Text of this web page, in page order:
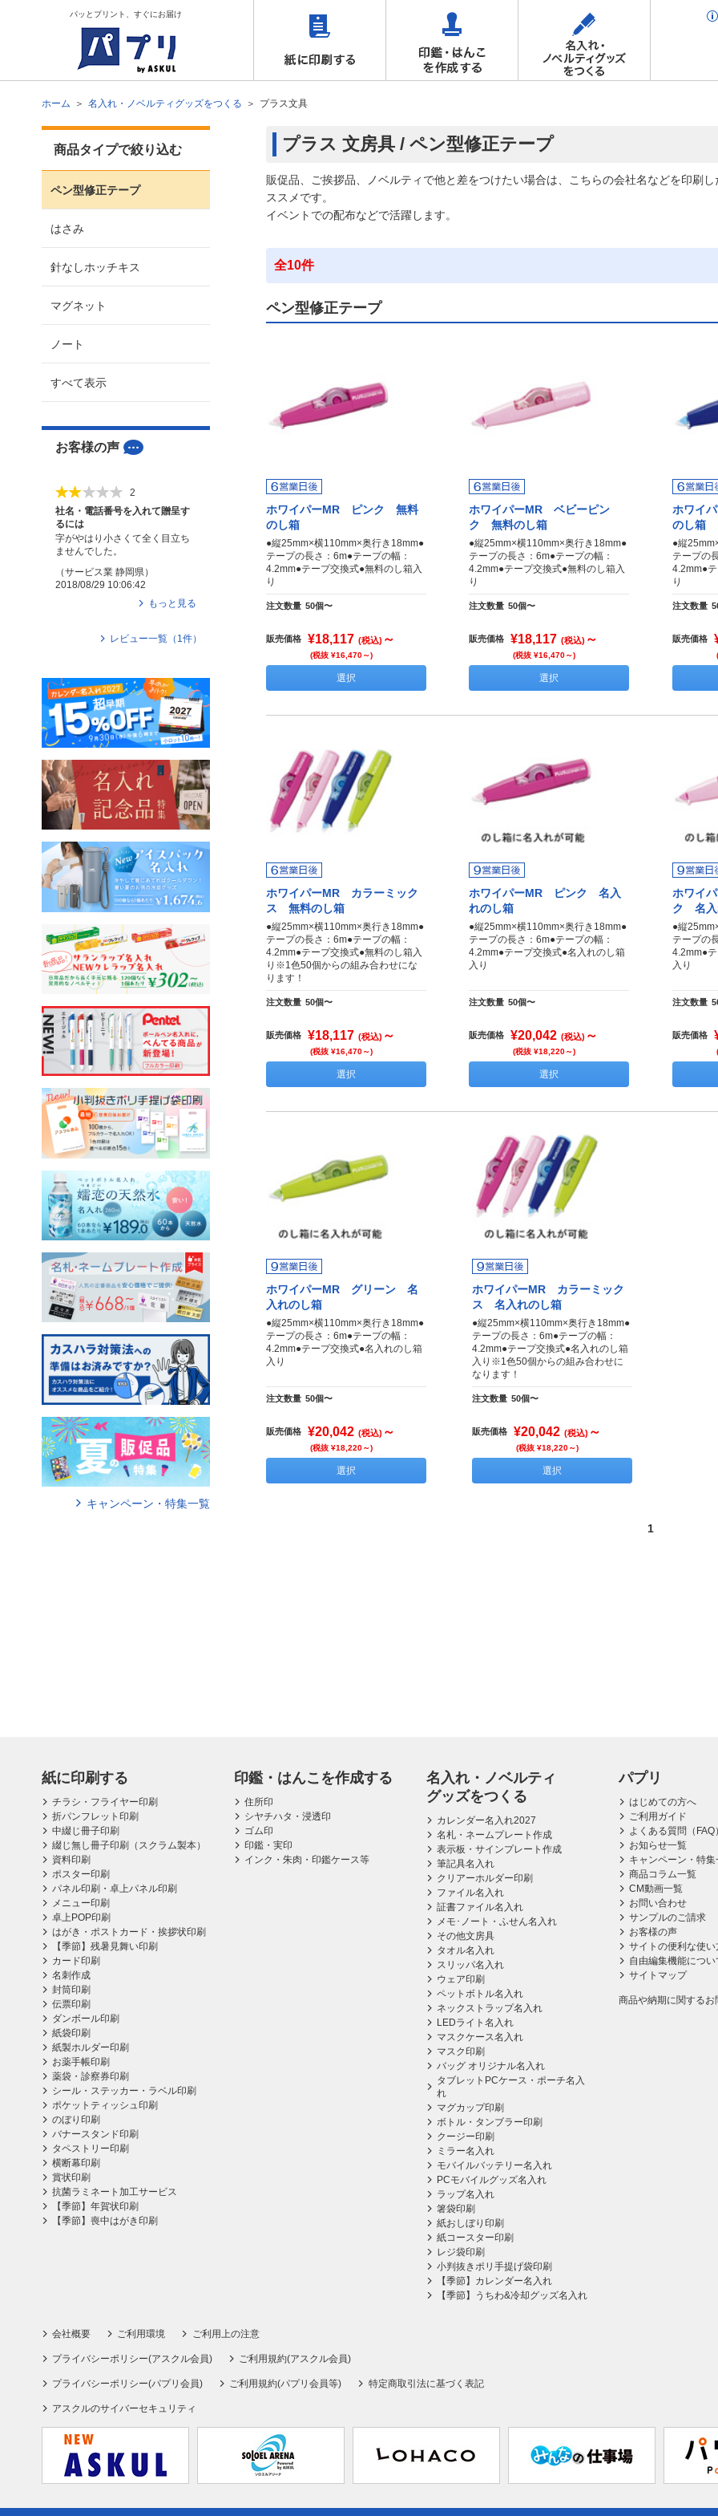
パッとプリント、すぐにお届け
ホーム 名入れ・ノベルティグッズをつくる プラス文具
プラス 文房具 / ペン型修正テープ
販促品、ご挨拶品、ノベルティで他と差をつけたい場合は、こちらの会社名などを印刷
ススメです。
イベントでの配布などで活躍します。
全10件
ペン型修正テープ
ホワイパーMR ピンク 無料
のし箱
●縦25mm×横110mm×奥行き18mm●
テープの長さ：6m●テープの幅：
4.2mm●テープ交換式●無料のし箱入
り
注文数量 50個〜
販売価格 ¥18,117 (税込) ～
(税抜 ¥16,470～)
選択
ホワイパーMR ベビーピン
ク 無料のし箱
●縦25mm×横110mm×奥行き18mm●
テープの長さ：6m●テープの幅：
4.2mm●テープ交換式●無料のし箱入
り
注文数量 50個〜
販売価格 ¥18,117 (税込) ～
(税抜 ¥16,470～)
選択
ホワイ
のし箱
●縦
テープの
4.2mm●
り
注文数量
販売価格
ホワイパーMR カラーミック
ス 無料のし箱
●縦25mm×横110mm×奥行き18mm●
テープの長さ：6m●テープの幅：
4.2mm●テープ交換式●無料のし箱入
り※1色50個からの組み合わせにな
ります！
注文数量 50個〜
販売価格 ¥18,117 (税込) ～
(税抜 ¥16,470～)
選択
ホワイパーMR ピンク 名入
れのし箱
●縦25mm×横110mm×奥行き18mm●
テープの長さ：6m●テープの幅：
4.2mm●テープ交換式●名入れのし箱
入り
注文数量 50個〜
販売価格 ¥20,042 (税込) ～
(税抜 ¥18,220～)
選択
ホワイ
ク 名入
●縦
テープの
4.2mm●
入り
注文数量
販売価格
ホワイパーMR グリーン 名
入れのし箱
●縦25mm×横110mm×奥行き18mm●
テープの長さ：6m●テープの幅：
4.2mm●テープ交換式●名入れのし箱
入り
注文数量 50個〜
販売価格 ¥20,042 (税込) ～
(税抜 ¥18,220～)
選択
ホワイパーMR カラーミック
ス 名入れのし箱
●縦25mm×横110mm×奥行き18mm●
テープの長さ：6m●テープの幅：
4.2mm●テープ交換式●名入れのし箱
入り※1色50個からの組み合わせに
なります！
注文数量 50個〜
販売価格 ¥20,042 (税込) ～
(税抜 ¥18,220～)
選択
1
商品タイプで絞り込む
ペン型修正テープ
はさみ
針なしホッチキス
マグネット
ノート
すべて表示
お客様の声
2
社名・電話番号を入れて贈呈す
るには
字がやはり小さくて全く目立ち
ませんでした。
（サービス業 静岡県 ）
2018/08/29 10:06:42
もっと見る
レビュー一覧（ 1 件）
キャンペーン・特集一覧
紙に印刷する
チラシ・フライヤー印刷
折パンフレット印刷
中綴じ冊子印刷
綴じ無し冊子印刷（スクラム製本）
資料印刷
ポスター印刷
パネル印刷・卓上パネル印刷
メニュー印刷
卓上POP印刷
はがき・ポストカード・挨拶状印刷
【季節】残暑見舞い印刷
カード印刷
名刺作成
封筒印刷
伝票印刷
ダンボール印刷
紙袋印刷
紙製ホルダー印刷
お薬手帳印刷
薬袋・診察券印刷
シール・ステッカー・ラベル印刷
ポケットティッシュ印刷
のぼり印刷
バナースタンド印刷
タペストリー印刷
横断幕印刷
賞状印刷
抗菌ラミネート加工サービス
【季節】年賀状印刷
【季節】喪中はがき印刷
印鑑・はんこを作成する
住所印
シヤチハタ・浸透印
ゴム印
印鑑・実印
インク・朱肉・印鑑ケース等
名入れ・ノベルティ
グッズをつくる
カレンダー名入れ2027
名札・ネームプレート作成
表示板・サインプレート作成
筆記具名入れ
クリアーホルダー印刷
ファイル名入れ
証書ファイル名入れ
メモ･ノート・ふせん名入れ
その他文房具
タオル名入れ
スリッパ名入れ
ウェア印刷
ペットボトル名入れ
ネックストラップ名入れ
LEDライト名入れ
マスクケース名入れ
マスク印刷
バッグ オリジナル名入れ
タブレットPCケース・ポーチ名入
れ
マグカップ印刷
ボトル・タンブラー印刷
クージー印刷
ミラー名入れ
モバイルバッテリー名入れ
PCモバイルグッズ名入れ
ラップ名入れ
箸袋印刷
紙おしぼり印刷
紙コースター印刷
レジ袋印刷
小判抜きポリ手提げ袋印刷
【季節】カレンダー名入れ
【季節】うちわ&冷却グッズ名入れ
パプリ
はじめての方へ
ご利用ガイド
よくある質問（FAQ
お知らせ一覧
キャンペーン・特集
商品コラム一覧
CM動画一覧
お問い合わせ
サンプルのご請求
お客様の声
サイトの便利な使い
自由編集機能につい
サイトマップ
商品や納期に関するお
会社概要 ご利用環境 ご利用上の注意
プライバシーポリシー(アスクル会員) ご利用規約(アスクル会員)
プライバシーポリシー(パプリ会員) ご利用規約(パプリ会員等) 特定商取引法に基づく表記
アスクルのサイバーセキュリティ